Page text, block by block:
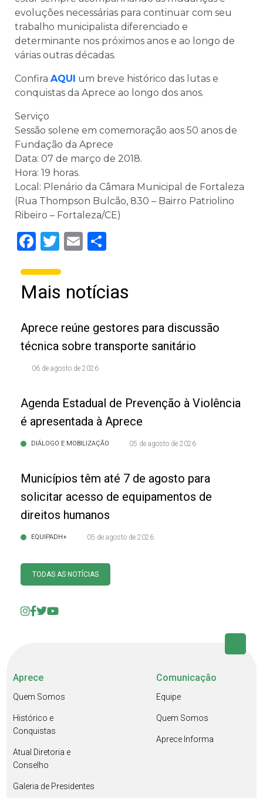
evoluções necessárias para continuar com seu
trabalho municipalista diferenciado e
determinante nos próximos anos e ao longo de
várias outras décadas.
Confira AQUI um breve histórico das lutas e
conquistas da Aprece ao longo dos anos.
Serviço
Sessão solene em comemoração aos 50 anos de
Fundação da Aprece
Data: 07 de março de 2018.
Hora: 19 horas.
Local: Plenário da Câmara Municipal de Fortaleza
(Rua Thompson Bulcão, 830 – Bairro Patriolino
Ribeiro – Fortaleza/CE)
Facebook
Twitter
Email
Mais notícias
Aprece reúne gestores para discussão
técnica sobre transporte sanitário
06 de agosto de 2026
Agenda Estadual de Prevenção à Violência
é apresentada à Aprece
DIÁLOGO E MOBILIZAÇÃO 05 de agosto de 2026
Municípios têm até 7 de agosto para
solicitar acesso de equipamentos de
direitos humanos
EQUIPADH+ 05 de agosto de 2026
TODAS AS NOTÍCIAS
Aprece
Quem Somos
Histórico e
Conquistas
Atual Diretoria e
Conselho
Galeria de Presidentes
Comunicação
Equipe
Quem Somos
Aprece Informa